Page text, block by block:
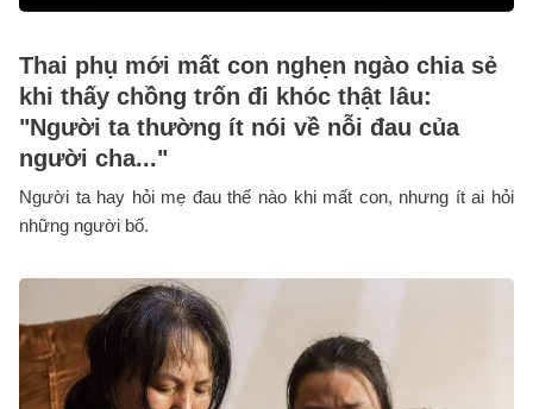
Thai phụ mới mất con nghẹn ngào chia sẻ
khi thấy chồng trốn đi khóc thật lâu:
"Người ta thường ít nói về nỗi đau của
người cha..."
Người ta hay hỏi mẹ đau thế nào khi mất con, nhưng ít ai hỏi
những người bố.